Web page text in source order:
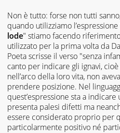
Non è tutto: forse non tutti
quando utilizziamo l’espressione
lode" stiamo facendo
utilizzato per la prima volta da
Poeta scrisse il verso "senza
canto per indicare gli ignavi,
nell’arco della loro vita, non
prendere posizione. Nel
quest’espressione sta a
presenta palesi difetti ma
essere considerato proprio per
particolarmente positivo né